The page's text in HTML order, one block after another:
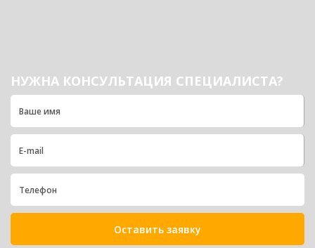
НУЖНА КОНСУЛЬТАЦИЯ СПЕЦИАЛИСТА?
Оставить заявку